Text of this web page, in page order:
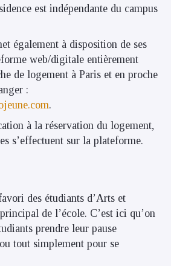
est indépendante du campus
également à disposition de ses
web/digitale entièrement
de logement à Paris et en proche
:
.
à la réservation du logement,
s’effectuent sur la plateforme.
des étudiants d’Arts et
de l’école. C’est ici qu’on
prendre leur pause
tout simplement pour se